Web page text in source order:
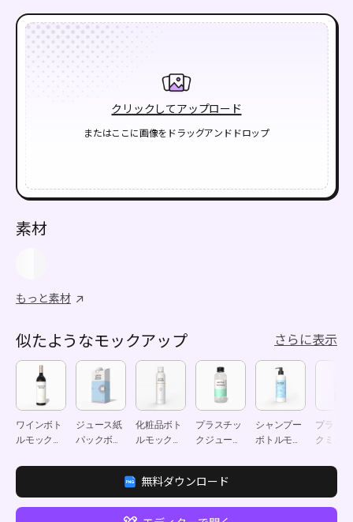
クリックしてアップロード
またはここに画像をドラッグアンドドロップ
素材
もっと素材
似たようなモックアップ さらに表示
ワインボト
ルモックア
ジュース紙
パックボト
ップ
化粧品ボト
ルモックア
プラスチッ
クジュース
クアップ
シャンプー
ボトルモッ
プラス
クミル
アップ
無料ダウンロード